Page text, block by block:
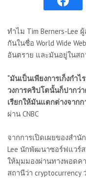
ทำไม Tim Berners-Lee
กันในชื่อ World Wide
อันตราย และมันอยู่ในส
“มันเป็นเพียงการเก็งกำ
วงการคริปโตนั้นก็ปากว่
เรียกให้มันแตกต่างจาก
ผ่าน CNBC
จากการเปิดเผยของสำนั
Lee นักพัฒนาซอร์ฟแวร์ส
ให้มุมมองผ่านทางพอดคา
สถานีว่า cryptocurrency